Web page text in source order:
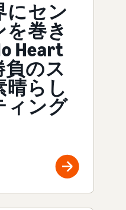
にセン
巻き
Heart
のス
晴らし
ィング